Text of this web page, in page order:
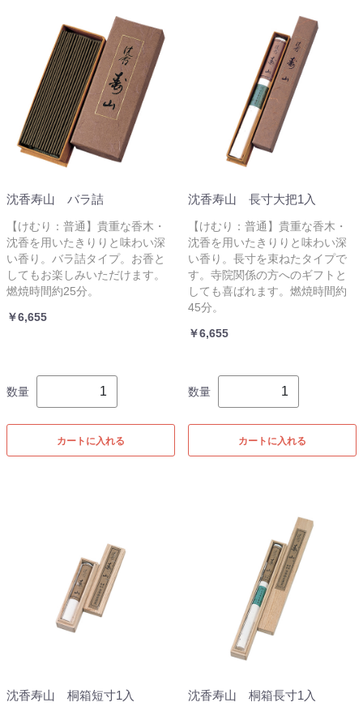
沈香寿山 バラ詰
【けむり：普通】貴重な香木・
沈香を用いたきりりと味わい深
い香り。バラ詰タイプ。お香と
してもお楽しみいただけます。
燃焼時間約25分。
￥6,655
数量
カートに入れる
沈香寿山 長寸大把1入
【けむり：普通】貴重な香木・
沈香を用いたきりりと味わい深
い香り。長寸を束ねたタイプで
す。寺院関係の方へのギフトと
しても喜ばれます。燃焼時間約
45分。
￥6,655
数量
カートに入れる
沈香寿山 桐箱短寸1入 沈香寿山 桐箱長寸1入